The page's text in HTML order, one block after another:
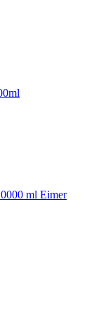
ml Eimer